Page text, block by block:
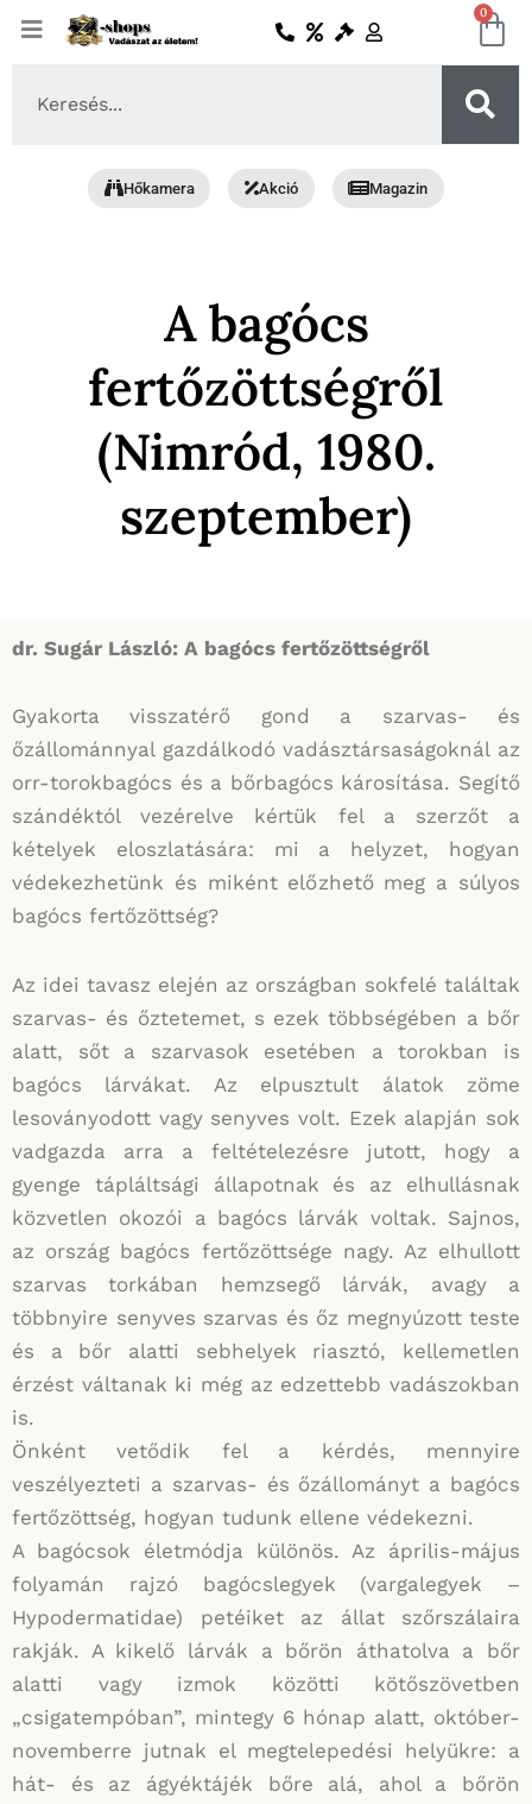
Skip
0
Hőkamera Akció Magazin
A bagócs
fertőzöttségről
(Nimród, 1980.
szeptember)
dr. Sugár László: A bagócs fertőzöttségről
Gyakorta visszatérő gond a szarvas- és
őzállománnyal gazdálkodó vadásztársaságoknál az
orr-torokbagócs és a bőrbagócs károsítása. Segítő
szándéktól vezérelve kértük fel a szerzőt a
kételyek eloszlatására: mi a helyzet, hogyan
védekezhetünk és miként előzhető meg a súlyos
bagócs fertőzöttség?
Az idei tavasz elején az országban sokfelé találtak
szarvas- és őztetemet, s ezek többségében a bőr
alatt, sőt a szarvasok esetében a torokban is
bagócs lárvákat. Az elpusztult álatok zöme
lesoványodott vagy senyves volt. Ezek alapján sok
vadgazda arra a feltételezésre jutott, hogy a
gyenge tápláltsági állapotnak és az elhullásnak
közvetlen okozói a bagócs lárvák voltak. Sajnos,
az ország bagócs fertőzöttsége nagy. Az elhullott
szarvas torkában hemzsegő lárvák, avagy a
többnyire senyves szarvas és őz megnyúzott teste
és a bőr alatti sebhelyek riasztó, kellemetlen
érzést váltanak ki még az edzettebb vadászokban
is.
Önként vetődik fel a kérdés, mennyire
veszélyezteti a szarvas- és őzállományt a bagócs
fertőzöttség, hogyan tudunk ellene védekezni.
A bagócsok életmódja különös. Az április-május
folyamán rajzó bagócslegyek (vargalegyek –
Hypodermatidae) petéiket az állat szőrszálaira
rakják. A kikelő lárvák a bőrön áthatolva a bőr
alatti vagy izmok közötti kötőszövetben
„csigatempóban”, mintegy 6 hónap alatt, október-
novemberre jutnak el megtelepedési helyükre: a
hát- és az ágyéktájék bőre alá, ahol a bőrön